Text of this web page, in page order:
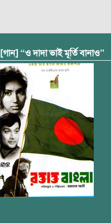
[গান] “ও দাদা ভাই মূর্তি বানাও”